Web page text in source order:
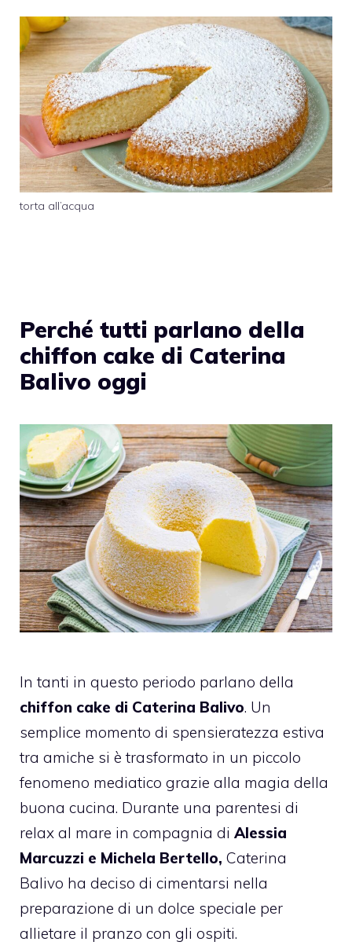
torta all’acqua
Perché tutti parlano della
chiffon cake di Caterina
Balivo oggi
In tanti in questo periodo parlano della
chiffon cake di Caterina Balivo. Un
semplice momento di spensieratezza estiva
tra amiche si è trasformato in un piccolo
fenomeno mediatico grazie alla magia della
buona cucina. Durante una parentesi di
relax al mare in compagnia di Alessia
Marcuzzi e Michela Bertello, Caterina
Balivo ha deciso di cimentarsi nella
preparazione di un dolce speciale per
allietare il pranzo con gli ospiti.